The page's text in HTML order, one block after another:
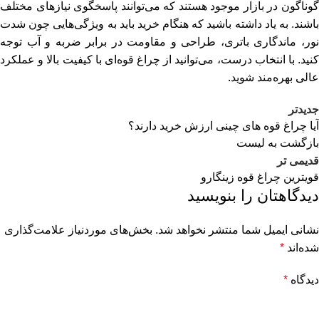
گوناگون در بازار موجود هستند که می‌توانند پاسخگوی نیازهای مختلف
باشند. به یاد داشته باشید که هنگام خرید باید به ویژگی‌هایی چون شدت
نور، ماندگاری باتری، طراحی و مقاومت در برابر ضربه و آب توجه
کنید. با انتخاب درست، می‌توانید از چراغ قوه‌ای با کیفیت بالا و عملکرد
عالی بهره‌مند شوید.
جدیدتر
آیا چراغ قوه های چینی ارزش خرید دارند؟
بازگشت به لیست
قدیمی تر
قویترین چراغ قوه زینگارو
دیدگاهتان را بنویسید
نشانی ایمیل شما منتشر نخواهد شد. بخش‌های موردنیاز علامت‌گذاری
شده‌اند *
دیدگاه *